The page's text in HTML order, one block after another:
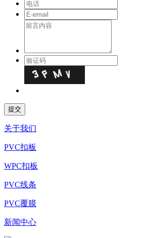
关于我们
PVC扣板
WPC扣板
PVC线条
PVC覆膜
新闻中心